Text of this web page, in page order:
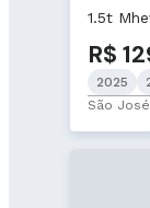
1.5t
R$
2025
São